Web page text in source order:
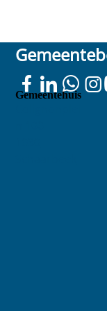
Gemeentehuis